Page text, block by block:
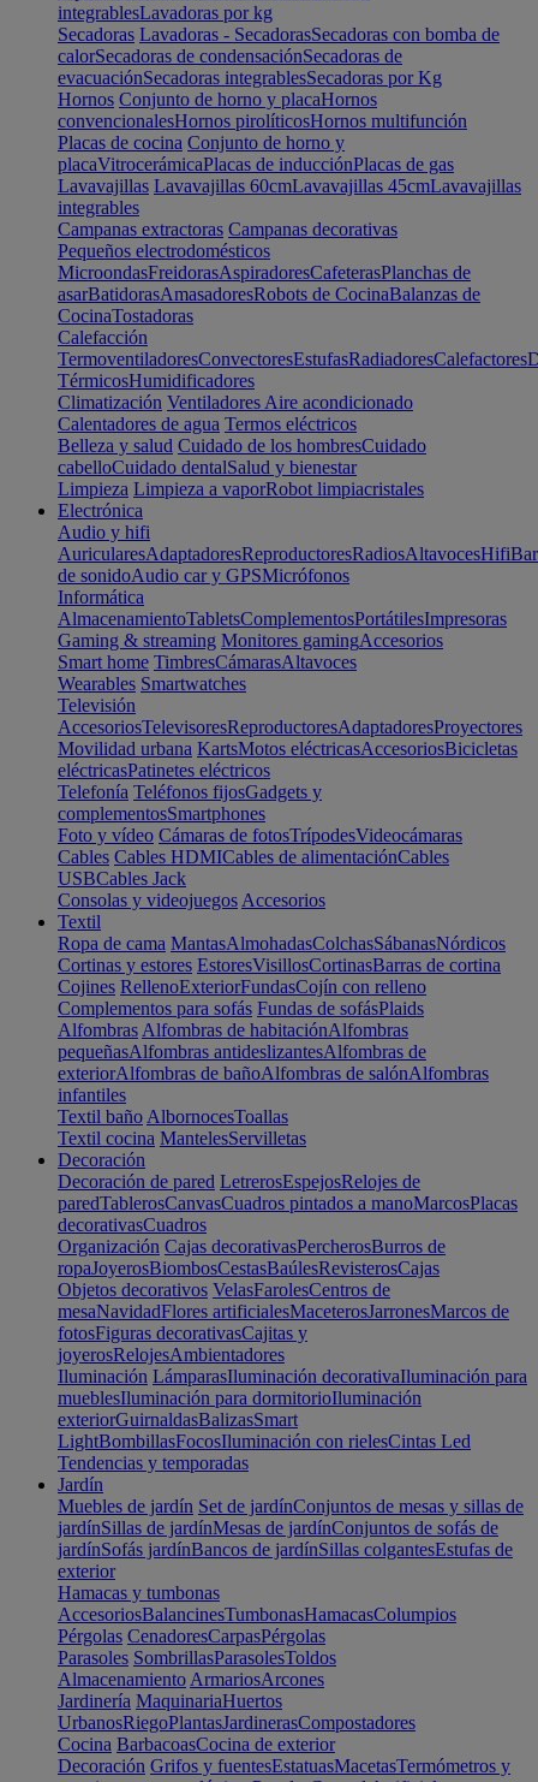
integrablesLavadoras por kg
Secadoras Lavadoras - SecadorasSecadoras con bomba de
calorSecadoras de condensaciónSecadoras de
evacuaciónSecadoras integrablesSecadoras por Kg
Hornos Conjunto de horno y placaHornos
convencionalesHornos pirolíticosHornos multifunción
Placas de cocina Conjunto de horno y
placaVitrocerámicaPlacas de inducciónPlacas de gas
Lavavajillas Lavavajillas 60cmLavavajillas 45cmLavavajillas
integrables
Campanas extractoras Campanas decorativas
Pequeños electrodomésticos
MicroondasFreidorasAspiradoresCafeterasPlanchas de
asarBatidorasAmasadoresRobots de CocinaBalanzas de
CocinaTostadoras
Calefacción
TermoventiladoresConvectoresEstufasRadiadoresCalefactores
TérmicosHumidificadores
Climatización Ventiladores Aire acondicionado
Calentadores de agua Termos eléctricos
Belleza y salud Cuidado de los hombresCuidado
cabelloCuidado dentalSalud y bienestar
Limpieza Limpieza a vaporRobot limpiacristales
Electrónica
Audio y hifi
AuricularesAdaptadoresReproductoresRadiosAltavocesHifi
de sonidoAudio car y GPSMicrófonos
Informática
AlmacenamientoTabletsComplementosPortátilesImpresoras
Gaming & streaming Monitores gamingAccesorios
Smart home TimbresCámarasAltavoces
Wearables Smartwatches
Televisión
AccesoriosTelevisoresReproductoresAdaptadoresProyectores
Movilidad urbana KartsMotos eléctricasAccesoriosBicicletas
eléctricasPatinetes eléctricos
Telefonía Teléfonos fijosGadgets y
complementosSmartphones
Foto y vídeo Cámaras de fotosTrípodesVideocámaras
Cables Cables HDMICables de alimentaciónCables
USBCables Jack
Consolas y videojuegos Accesorios
Textil
Ropa de cama MantasAlmohadasColchasSábanasNórdicos
Cortinas y estores EstoresVisillosCortinasBarras de cortina
Cojines RellenoExteriorFundasCojín con relleno
Complementos para sofás Fundas de sofásPlaids
Alfombras Alfombras de habitaciónAlfombras
pequeñasAlfombras antideslizantesAlfombras de
exteriorAlfombras de bañoAlfombras de salónAlfombras
infantiles
Textil baño AlbornocesToallas
Textil cocina MantelesServilletas
Decoración
Decoración de pared LetrerosEspejosRelojes de
paredTablerosCanvasCuadros pintados a manoMarcosPlacas
decorativasCuadros
Organización Cajas decorativasPercherosBurros de
ropaJoyerosBiombosCestasBaúlesRevisterosCajas
Objetos decorativos VelasFarolesCentros de
mesaNavidadFlores artificialesMaceterosJarronesMarcos de
fotosFiguras decorativasCajitas y
joyerosRelojesAmbientadores
Iluminación LámparasIluminación decorativaIluminación para
mueblesIluminación para dormitorioIluminación
exteriorGuirnaldasBalizasSmart
LightBombillasFocosIluminación con rielesCintas Led
Tendencias y temporadas
Jardín
Muebles de jardín Set de jardínConjuntos de mesas y sillas de
jardínSillas de jardínMesas de jardínConjuntos de sofás de
jardínSofás jardínBancos de jardínSillas colgantesEstufas de
exterior
Hamacas y tumbonas
AccesoriosBalancinesTumbonasHamacasColumpios
Pérgolas CenadoresCarpasPérgolas
Parasoles SombrillasParasolesToldos
Almacenamiento ArmariosArcones
Jardinería MaquinariaHuertos
UrbanosRiegoPlantasJardinerasCompostadores
Cocina BarbacoasCocina de exterior
Decoración Grifos y fuentesEstatuasMacetasTermómetros y